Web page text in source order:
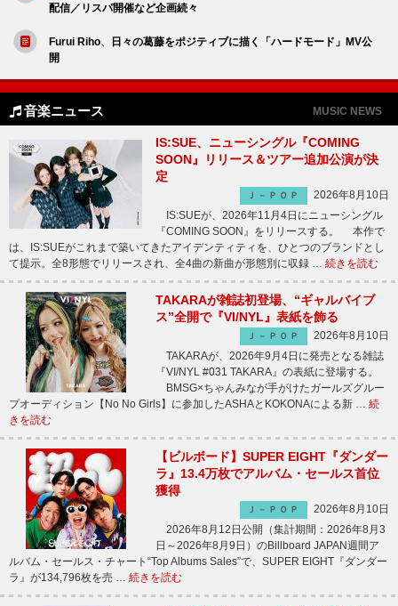
配信／リスパ開催など企画続々
Furui Riho、日々の葛藤をポジティブに描く「ハードモード」MV公
開
音楽ニュース MUSIC NEWS
IS:SUE、ニューシングル『COMING
SOON』リリース＆ツアー追加公演が決
定
Ｊ－ＰＯＰ
2026年8月10日
IS:SUEが、2026年11月4日にニューシングル
『COMING SOON』をリリースする。 本作で
は、IS:SUEがこれまで築いてきたアイデンティティを、ひとつのブランドとし
て提示。全8形態でリリースされ、全4曲の新曲が形態別に収録 … 続きを読む
TAKARAが雑誌初登場、“ギャルバイブ
ス”全開で『VI/NYL』表紙を飾る
Ｊ－ＰＯＰ
2026年8月10日
TAKARAが、2026年9月4日に発売となる雑誌
『VI/NYL #031 TAKARA』の表紙に登場する。
BMSG×ちゃんみなが手がけたガールズグルー
プオーディション【No No Girls】に参加したASHAとKOKONAによる新 … 続
きを読む
【ビルボード】SUPER EIGHT『ダンダー
ラ』13.4万枚でアルバム・セールス首位
獲得
Ｊ－ＰＯＰ
2026年8月10日
2026年8月12日公開（集計期間：2026年8月3
日～2026年8月9日）のBillboard JAPAN週間ア
ルバム・セールス・チャート“Top Albums Sales”で、SUPER EIGHT『ダンダー
ラ』が134,796枚を売 … 続きを読む